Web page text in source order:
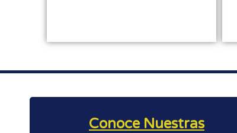
Conoce Nuestras